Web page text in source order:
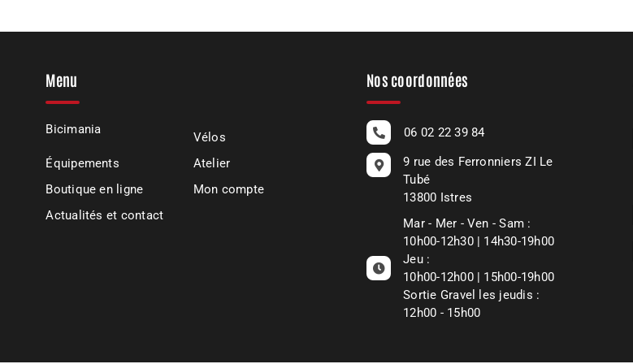
Menu
Bicimania
Vélos
Équipements
Atelier
Boutique en ligne
Mon compte
Actualités et contact
Nos coordonnées
06 02 22 39 84
9 rue des Ferronniers ZI Le
Tubé
13800 Istres
Mar - Mer - Ven - Sam :
10h00-12h30 | 14h30-19h00
Jeu :
10h00-12h00 | 15h00-19h00
Sortie Gravel les jeudis :
12h00 - 15h00